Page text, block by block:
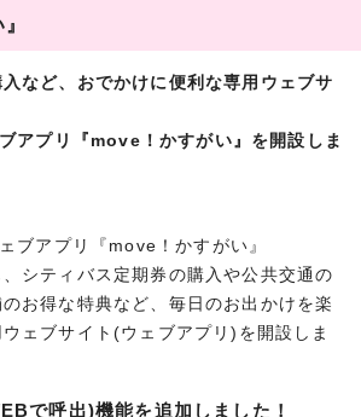
など、おでかけに便利な専用ウェブサ
アプリ『move！かすがい』を開設しま
ブアプリ『move！かすがい』
シティバス定期券の購入や公共交通の
お得な特典など、毎日のお出かけを楽
ェブサイト(ウェブアプリ)を開設しま
で呼出)機能を追加しました！